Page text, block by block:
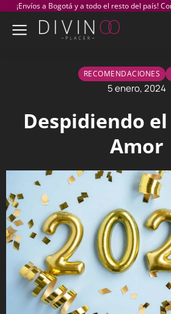
¡Envíos a Bogotá y a todo el resto del país!
RECOMENDACIONES
5 enero, 2024
Despidiendo
Amor